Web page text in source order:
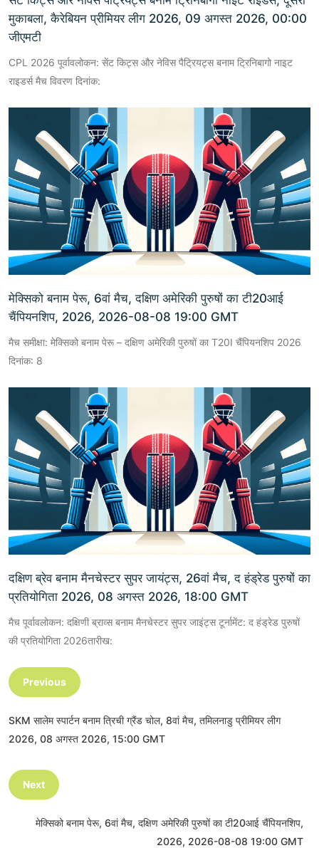
मुकाबला, कैरेबियन प्रीमियर लीग 2026, 09 अगस्त 2026, 00:00
जीएमटी
CPL 2026 पूर्वावलोकन: सेंट किट्स और नेविस पैट्रियट्स बनाम ट्रिनिबागो नाइट
राइडर्स मैच विवरण दिनांक:
मेक्सिको बनाम पेरू, 6वां मैच, दक्षिण अमेरिकी पुरुषों का टी20आई
चैंपियनशिप, 2026, 2026-08-08 19:00 GMT
मैच समीक्षा: मेक्सिको बनाम पेरू – दक्षिण अमेरिकी पुरुषों का T20I चैंपियनशिप 2026
दिनांक: 8
दक्षिण ब्रेव बनाम मैनचेस्टर सुपर जायंट्स, 26वां मैच, द हंड्रेड पुरुषों का
प्रतियोगिता 2026, 08 अगस्त 2026, 18:00 GMT
मैच पूर्वावलोकन: दक्षिणी ब्राव्स बनाम मैनचेस्टर सुपर जाइंट्स टूर्नामेंट: द हंड्रेड पुरुषों
की प्रतियोगिता 2026तारीख:
Previous
SKM सालेम स्पार्टन बनाम त्रिची ग्रैंड चोल, 8वां मैच, तमिलनाडु प्रीमियर लीग
2026, 08 अगस्त 2026, 15:00 GMT
Next
मेक्सिको बनाम पेरू, 6वां मैच, दक्षिण अमेरिकी पुरुषों का टी20आई चैंपियनशिप,
2026, 2026-08-08 19:00 GMT